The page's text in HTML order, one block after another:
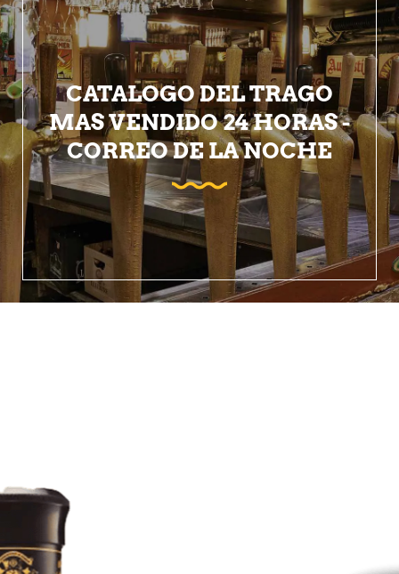
CATALOGO DEL TRAGO
MAS VENDIDO 24 HORAS -
CORREO DE LA NOCHE